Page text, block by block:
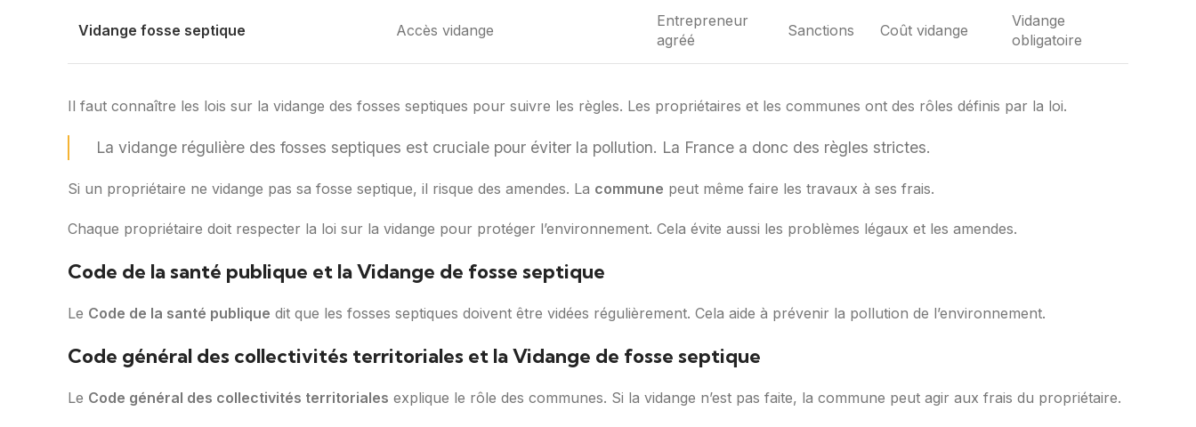
Vidange fosse septique Accès vidange
Entrepreneur
agréé
Sanctions Coût vidange
Vidange
obligatoire
Il faut connaître les lois sur la vidange des fosses septiques pour suivre les règles. Les propriétaires et les communes ont des rôles définis par la loi.
La vidange régulière des fosses septiques est cruciale pour éviter la pollution. La France a donc des règles strictes.
Si un propriétaire ne vidange pas sa fosse septique, il risque des amendes. La commune peut même faire les travaux à ses frais.
Chaque propriétaire doit respecter la loi sur la vidange pour protéger l’environnement. Cela évite aussi les problèmes légaux et les amendes.
Code de la santé publique et la Vidange de fosse septique
Le Code de la santé publique dit que les fosses septiques doivent être vidées régulièrement. Cela aide à prévenir la pollution de l’environnement.
Code général des collectivités territoriales et la Vidange de fosse septique
Le Code général des collectivités territoriales explique le rôle des communes. Si la vidange n’est pas faite, la commune peut agir aux frais du propriétaire.